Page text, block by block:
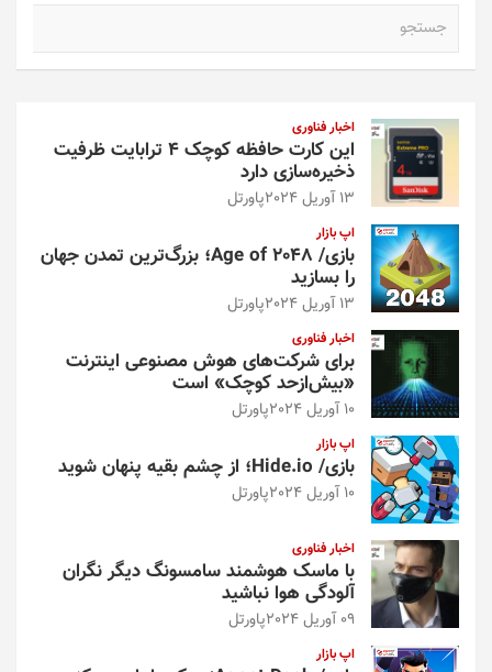
اخبار فناوری
این کارت حافظه کوچک ۴ ترابایت ظرفیت
ذخیره‌سازی دارد
13 آوریل 2024 پاورتل
اپ بازار
بازی/ Age of 2048؛ بزرگ‌ترین تمدن جهان
را بسازید
13 آوریل 2024 پاورتل
اخبار فناوری
برای شرکت‌های هوش مصنوعی اینترنت
«بیش‌از‌حد کوچک» است
10 آوریل 2024 پاورتل
اپ بازار
بازی/ Hide.io؛ از چشم بقیه پنهان شوید
10 آوریل 2024 پاورتل
اخبار فناوری
با ماسک هوشمند سامسونگ دیگر نگران
آلودگی هوا نباشید
09 آوریل 2024 پاورتل
اپ بازار